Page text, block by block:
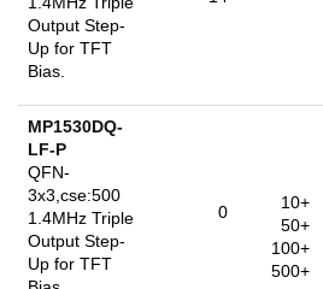
Output Step-
Up for TFT
Bias.
MP1530DQ-
LF-P
QFN-
3x3,cse:500
1.4MHz Triple
Output Step-
Up for TFT
0
10+
50+
100+
500+